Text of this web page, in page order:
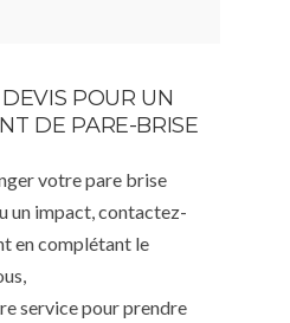
POUR UN
DE PARE-BRISE
votre pare brise
un impact, contactez-
en complétant le
service pour prendre